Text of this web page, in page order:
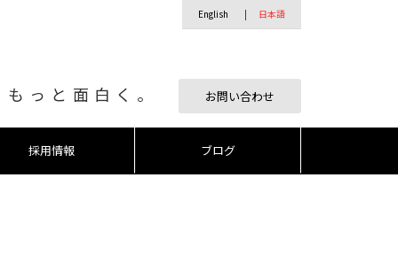
English 日本語
っと面白く。 お問い合わせ
採用情報 ブログ